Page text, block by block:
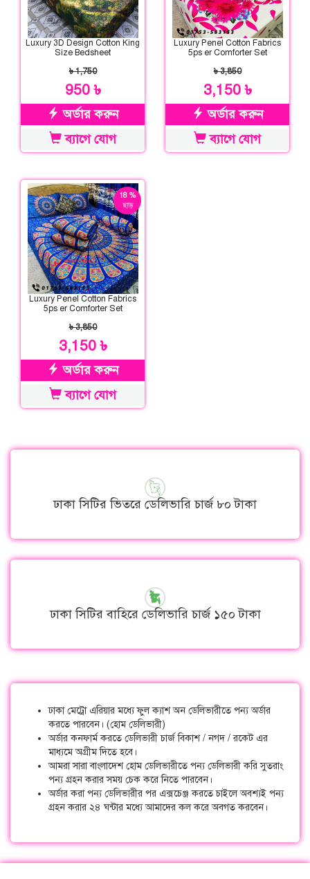
Luxury 3D Design Cotton King
Size Bedsheet
৳ 1,750
950 ৳
অর্ডার করুন
ব্যাগে যোগ
Luxury Penel Cotton Fabrics
5ps er Comforter Set
৳ 3,850
3,150 ৳
অর্ডার করুন
ব্যাগে যোগ
18 %
ছাড়
Luxury Penel Cotton Fabrics
5ps er Comforter Set
৳ 3,850
3,150 ৳
অর্ডার করুন
ব্যাগে যোগ
ঢাকা সিটির ভিতরে ডেলিভারি চার্জ ৮০ টাকা
ঢাকা সিটির বাহিরে ডেলিভারি চার্জ ১৫০ টাকা
ঢাকা মেট্রো এরিয়ার মধ্যে ফুল ক্যাশ অন ডেলিভারীতে পন্য অর্ডার
করতে পারবেন। (হোম ডেলিভারী)
অর্ডার কনফার্ম করতে ডেলিভারী চার্জ বিকাশ / নগদ / রকেট এর
মাধ্যমে অগ্রীম দিতে হবে।
আমরা সারা বাংলাদেশ হোম ডেলিভারীতে পন্য ডেলিভারী করি সুতরাং
পন্য গ্রহন করার সময় চেক করে নিতে পারবেন।
অর্ডার করা পন্য ডেলিভারীর পর এক্সচেঞ্জ করতে চাইলে অবশ্যই পন্য
গ্রহন করার ২৪ ঘন্টার মধ্যে আমাদের কল করে অবগত করবেন।